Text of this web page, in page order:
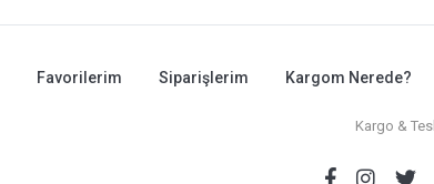
Favorilerim Siparişlerim Kargom Nerede?
Kargo &